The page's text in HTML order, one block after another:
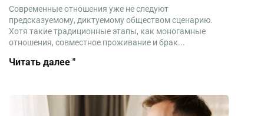
Современные отношения уже не следуют
предсказуемому, диктуемому обществом сценарию.
Хотя такие традиционные этапы, как моногамные
отношения, совместное проживание и брак...
Читать далее "